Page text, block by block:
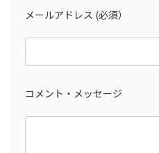
メールアドレス (必須）
コメント・メッセージ